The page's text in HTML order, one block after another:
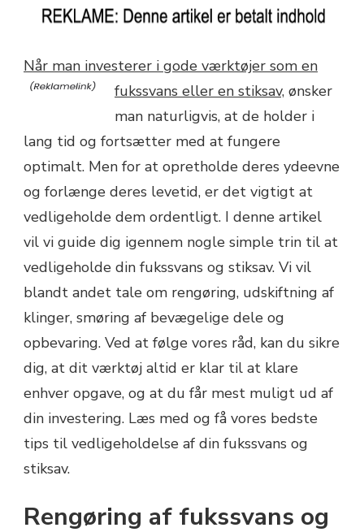
Når man investerer i gode værktøjer som en
fukssvans eller en stiksav, ønsker
man naturligvis, at de holder i
lang tid og fortsætter med at fungere
optimalt. Men for at opretholde deres ydeevne
og forlænge deres levetid, er det vigtigt at
vedligeholde dem ordentligt. I denne artikel
vil vi guide dig igennem nogle simple trin til at
vedligeholde din fukssvans og stiksav. Vi vil
blandt andet tale om rengøring, udskiftning af
klinger, smøring af bevægelige dele og
opbevaring. Ved at følge vores råd, kan du sikre
dig, at dit værktøj altid er klar til at klare
enhver opgave, og at du får mest muligt ud af
din investering. Læs med og få vores bedste
tips til vedligeholdelse af din fukssvans og
stiksav.
Rengøring af fukssvans og